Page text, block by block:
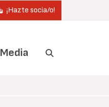
¡Hazte socia/o!
Media